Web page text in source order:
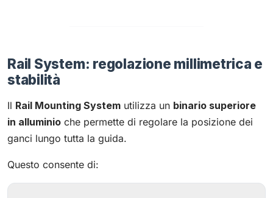
Rail System: regolazione millimetrica e
stabilità
Il Rail Mounting System utilizza un binario superiore
in alluminio che permette di regolare la posizione dei
ganci lungo tutta la guida.
Questo consente di: